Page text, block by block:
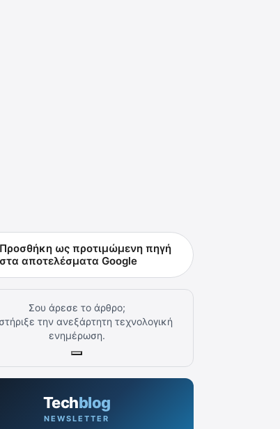
Προσθήκη ως προτιμώμενη πηγή
στα αποτελέσματα Google
Σου άρεσε το άρθρο;
την ανεξάρτητη τεχνολογική
ενημέρωση.
Techblog
NEWSLETTER